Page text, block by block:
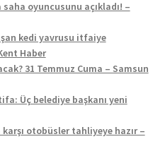
oyuncusunu açıkladı! –
kedi yavrusu itfaiye
Haber
31 Temmuz Cuma – Samsun
Üç belediye başkanı yeni
otobüsler tahliyeye hazır –